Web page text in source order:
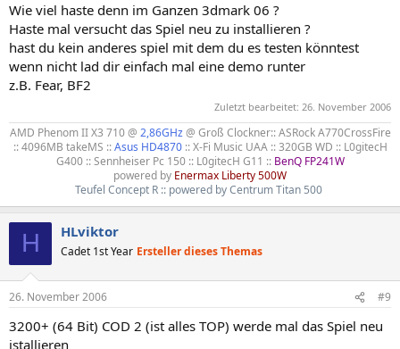
Wie viel haste denn im Ganzen 3dmark 06 ?
Haste mal versucht das Spiel neu zu installieren ?
hast du kein anderes spiel mit dem du es testen könntest
wenn nicht lad dir einfach mal eine demo runter
z.B. Fear, BF2
Zuletzt bearbeitet: 26. November 2006
AMD Phenom II X3 710 @ 2,86GHz@ Groß Clockner:: ASRock A770CrossFire
:: 4096MB takeMS ::Asus HD4870:: X-Fi Music UAA :: 320GB WD :: L0gitecH
G400 :: Sennheiser Pc 150 :: L0gitecH G11 :: BenQ FP241W
powered by Enermax Liberty 500W
Teufel Concept R :: powered by Centrum Titan 500
H HLviktor
Cadet 1st Year Ersteller dieses Themas
26. November 2006 #9
3200+ (64 Bit) COD 2 (ist alles TOP) werde mal das Spiel neu
istallieren